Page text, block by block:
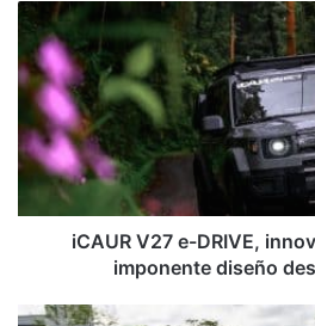
iCAUR
V27
e-
DRIVE,
innovación
eléctrica
e
imponente
diseño
iCAUR V27 e-DRIVE,
imponente diseño
Across,